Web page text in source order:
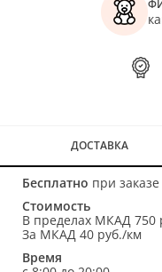
ДОСТАВКА
Бесплатно при заказе
Стоимость
В пределах МКАД 750
За МКАД 40 руб./км
Время